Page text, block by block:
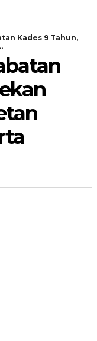
Kades 9 Tahun,